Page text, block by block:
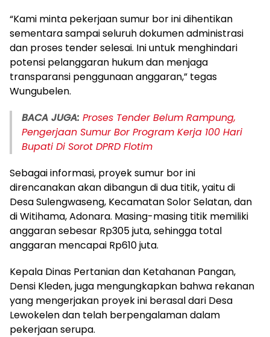
“Kami minta pekerjaan sumur bor ini dihentikan
sementara sampai seluruh dokumen administrasi
dan proses tender selesai. Ini untuk menghindari
potensi pelanggaran hukum dan menjaga
transparansi penggunaan anggaran,” tegas
Wungubelen.
BACA JUGA: Proses Tender Belum Rampung,
Pengerjaan Sumur Bor Program Kerja 100 Hari
Bupati Di Sorot DPRD Flotim
Sebagai informasi, proyek sumur bor ini
direncanakan akan dibangun di dua titik, yaitu di
Desa Sulengwaseng, Kecamatan Solor Selatan, dan
di Witihama, Adonara. Masing-masing titik memiliki
anggaran sebesar Rp305 juta, sehingga total
anggaran mencapai Rp610 juta.
Kepala Dinas Pertanian dan Ketahanan Pangan,
Densi Kleden, juga mengungkapkan bahwa rekanan
yang mengerjakan proyek ini berasal dari Desa
Lewokelen dan telah berpengalaman dalam
pekerjaan serupa.